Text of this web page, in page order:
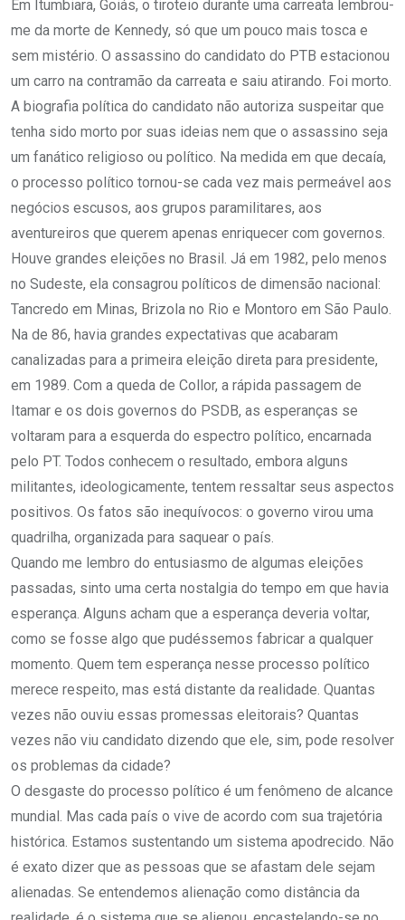
Em Itumbiara, Goiás, o tiroteio durante uma carreata lembrou-
me da morte de Kennedy, só que um pouco mais tosca e
sem mistério. O assassino do candidato do PTB estacionou
um carro na contramão da carreata e saiu atirando. Foi morto.
A biografia política do candidato não autoriza suspeitar que
tenha sido morto por suas ideias nem que o assassino seja
um fanático religioso ou político. Na medida em que decaía,
o processo político tornou-se cada vez mais permeável aos
negócios escusos, aos grupos paramilitares, aos
aventureiros que querem apenas enriquecer com governos.
Houve grandes eleições no Brasil. Já em 1982, pelo menos
no Sudeste, ela consagrou políticos de dimensão nacional:
Tancredo em Minas, Brizola no Rio e Montoro em São Paulo.
Na de 86, havia grandes expectativas que acabaram
canalizadas para a primeira eleição direta para presidente,
em 1989. Com a queda de Collor, a rápida passagem de
Itamar e os dois governos do PSDB, as esperanças se
voltaram para a esquerda do espectro político, encarnada
pelo PT. Todos conhecem o resultado, embora alguns
militantes, ideologicamente, tentem ressaltar seus aspectos
positivos. Os fatos são inequívocos: o governo virou uma
quadrilha, organizada para saquear o país.
Quando me lembro do entusiasmo de algumas eleições
passadas, sinto uma certa nostalgia do tempo em que havia
esperança. Alguns acham que a esperança deveria voltar,
como se fosse algo que pudéssemos fabricar a qualquer
momento. Quem tem esperança nesse processo político
merece respeito, mas está distante da realidade. Quantas
vezes não ouviu essas promessas eleitorais? Quantas
vezes não viu candidato dizendo que ele, sim, pode resolver
os problemas da cidade?
O desgaste do processo político é um fenômeno de alcance
mundial. Mas cada país o vive de acordo com sua trajetória
histórica. Estamos sustentando um sistema apodrecido. Não
é exato dizer que as pessoas que se afastam dele sejam
alienadas. Se entendemos alienação como distância da